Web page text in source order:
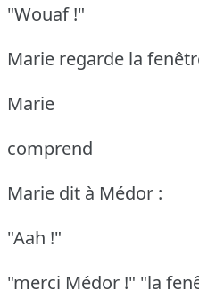
"Wouaf !"
Marie regarde la
Marie
comprend
Marie dit à Médor :
"Aah !"
"merci Médor !" "la